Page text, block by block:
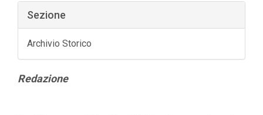
Sezione
Archivio Storico
Contenuto
Redazione